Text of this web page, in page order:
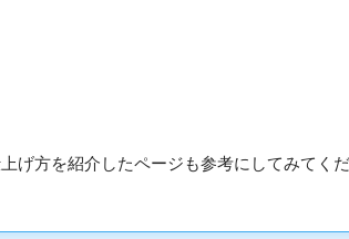
げ方を紹介したページも参考にしてみてく